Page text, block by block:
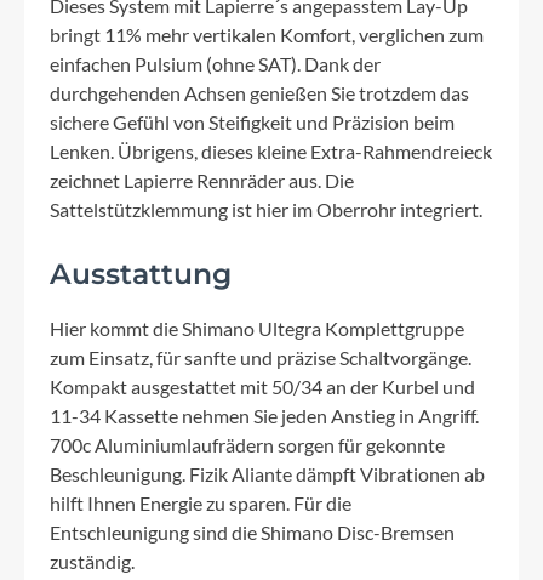
Dieses System mit Lapierre´s angepasstem Lay-Up
bringt 11% mehr vertikalen Komfort, verglichen zum
einfachen Pulsium (ohne SAT). Dank der
durchgehenden Achsen genießen Sie trotzdem das
sichere Gefühl von Steifigkeit und Präzision beim
Lenken. Übrigens, dieses kleine Extra-Rahmendreieck
zeichnet Lapierre Rennräder aus. Die
Sattelstützklemmung ist hier im Oberrohr integriert.
Ausstattung
Hier kommt die Shimano Ultegra Komplettgruppe
zum Einsatz, für sanfte und präzise Schaltvorgänge.
Kompakt ausgestattet mit 50/34 an der Kurbel und
11-34 Kassette nehmen Sie jeden Anstieg in Angriff.
700c Aluminiumlaufrädern sorgen für gekonnte
Beschleunigung. Fizik Aliante dämpft Vibrationen ab
hilft Ihnen Energie zu sparen. Für die
Entschleunigung sind die Shimano Disc-Bremsen
zuständig.